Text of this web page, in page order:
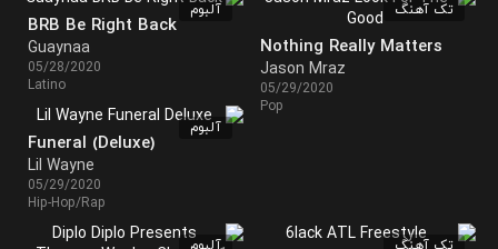
تک آهنگ
Nothing Really Matters
Jason Mraz
05/29/2020
Pop
آلبوم
BRB Be Right Back
Guaynaa
05/28/2020
Latino
آلبوم
Funeral (Deluxe)
Lil Wayne
05/29/2020
Hip-Hop/Rap